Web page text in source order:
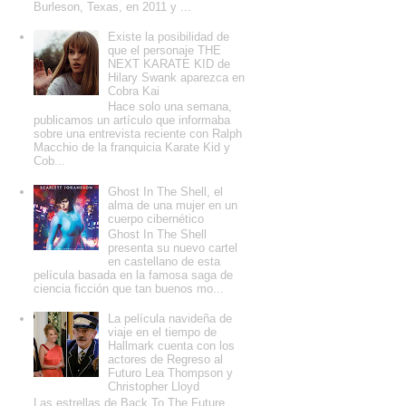
Burleson, Texas, en 2011 y ...
Existe la posibilidad de
que el personaje THE
NEXT KARATE KID de
Hilary Swank aparezca en
Cobra Kai
Hace solo una semana,
publicamos un artículo que informaba
sobre una entrevista reciente con Ralph
Macchio de la franquicia Karate Kid y
Cob...
Ghost In The Shell, el
alma de una mujer en un
cuerpo cibernético
Ghost In The Shell
presenta su nuevo cartel
en castellano de esta
película basada en la famosa saga de
ciencia ficción que tan buenos mo...
La película navideña de
viaje en el tiempo de
Hallmark cuenta con los
actores de Regreso al
Futuro Lea Thompson y
Christopher Lloyd
Las estrellas de Back To The Future